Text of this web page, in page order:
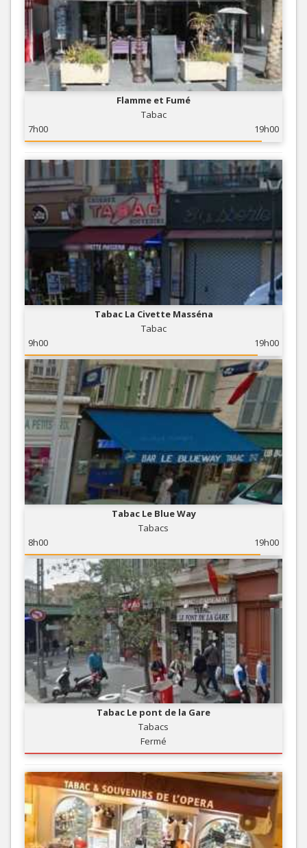
Flamme et Fumé
Tabac
7h00
19h00
Tabac La Civette Masséna
Tabac
9h00
19h00
Tabac Le Blue Way
Tabacs
8h00
19h00
Tabac Le pont de la Gare
Tabacs
Fermé